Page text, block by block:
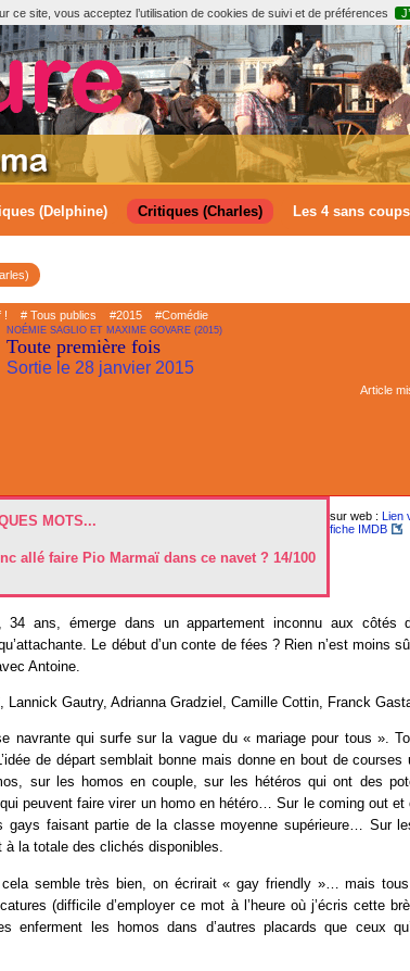
ce site, vous acceptez l’utilisation de cookies de suivi et de préférences
(Delphine) Critiques (Charles) Les 4 sans
! # Tous publics #2015 #Comédie
NOÉMIE SAGLIO ET MAXIME GOVARE (2015)
Toute première fois
Sortie le 28 janvier 2015
Article
MOTS...
allé faire Pio Marmaï dans ce navet ? 14/100
sur web : Lien
fiche IMDB
34 ans, émerge dans un appartement inconnu aux côtés
Le début dʼun conte de fées ? Rien nʼest moins
Antoine.
Lannick Gautry, Adrianna Gradziel, Camille Cottin, Franck
navrante qui surfe sur la vague du « mariage pour tous ».
de départ semblait bonne mais donne en bout de courses
sur les homos en couple, sur les hétéros qui ont des
peuvent faire virer un homo en hétéro… Sur le coming out
gays faisant partie de la classe moyenne supérieure… Sur
à la totale des clichés disponibles.
semble très bien, on écrirait « gay friendly »… mais
(difficile d’employer ce mot à l’heure où j’écris cette
enferment les homos dans d’autres placards que ceux